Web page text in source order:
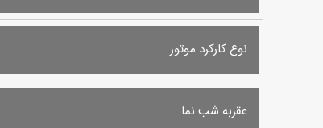
نوع کارکرد موتور
عقربه شب نما